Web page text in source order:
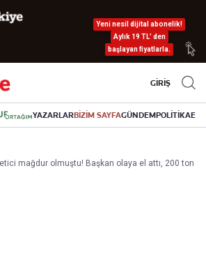
Yeni nesil dijital abonelik!
Aylık 19 TL’ den
başlayan fiyatlarla.
GİRİŞ
YAZARLARBİZİM SAYFAGÜNDEMPOLİTİKA
mağdur olmuştu! Başkan olaya el attı, 200 ton